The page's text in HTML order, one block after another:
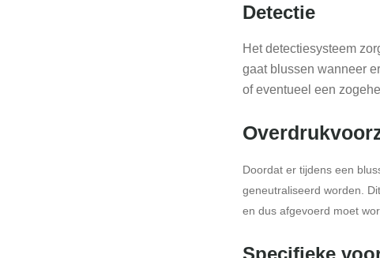
Detectie
Het detectiesysteem
gaat blussen wanneer
of eventueel een
Doordat er tijdens een
geneutraliseerd worden.
en dus afgevoerd moet
Specifieke